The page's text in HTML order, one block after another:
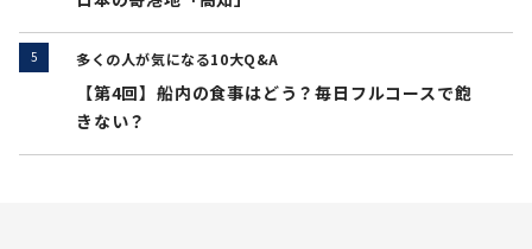
多くの人が気になる10大Q&A
【第4回】船内の食事はどう？毎日フルコースで飽
きない？